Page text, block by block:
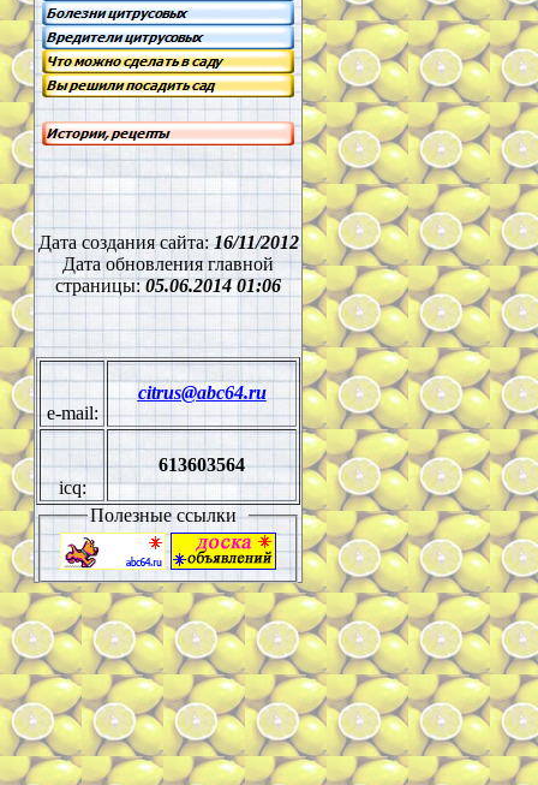
Дата создания сайта: 16/11/2012
Дата обновления главной
страницы:05.06.2014 01:06
e-mail:
citrus@abc64.ru
icq:
613603564
Полезные ссылки